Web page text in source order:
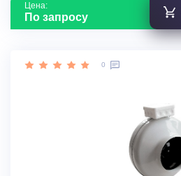
Цена:
По запросу
0